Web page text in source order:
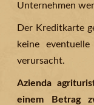
Unternehmen
Der Kreditkarte
keine
verursacht.
Azienda
einem Betrag